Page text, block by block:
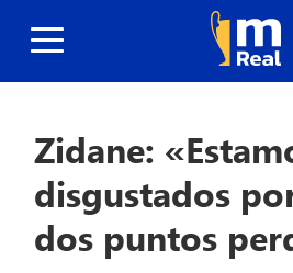
Zidane:
disgustados
dos puntos